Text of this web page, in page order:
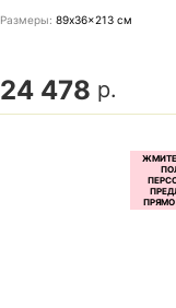
Размеры: 89x36x213 см
24 478 р.